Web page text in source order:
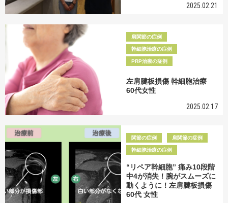
2025.02.21
肩関節の症例
幹細胞治療の症例
PRP治療の症例
左肩腱板損傷 幹細胞治療
60代女性
2025.02.17
関節の症例 肩関節の症例
幹細胞治療の症例
“リペア幹細胞” 痛み10段階
中4が消失！腕がスムーズに
動くように！左肩腱板損傷
60代 女性